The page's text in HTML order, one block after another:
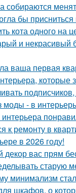
собираются
бы
кота одного на
и некрасивый
ваша первая
которые
- в
к ремонту в
в 2026 году!
декор вас прям
старую
минимализм
шкафов, о